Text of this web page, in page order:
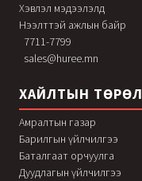
Хэвлэл мэдээлэлд
Нээлттэй ажлын байр
7711-7799
sales@huree.mn
ХАЙЛТЫН ТӨРӨЛ
Амралтын газар
Барилгын үйлчилгээ
Баталгаат орчуулга
Дуудлагын үйлчилгээ